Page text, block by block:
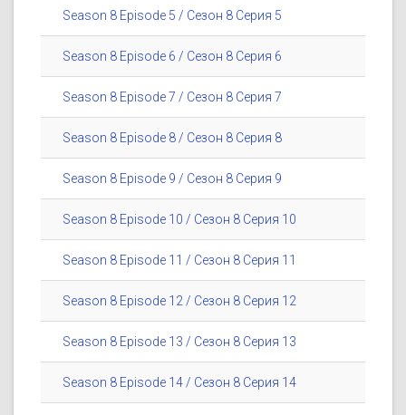
Season 8 Episode 5 / Сезон 8 Серия 5
Season 8 Episode 6 / Сезон 8 Серия 6
Season 8 Episode 7 / Сезон 8 Серия 7
Season 8 Episode 8 / Сезон 8 Серия 8
Season 8 Episode 9 / Сезон 8 Серия 9
Season 8 Episode 10 / Сезон 8 Серия 10
Season 8 Episode 11 / Сезон 8 Серия 11
Season 8 Episode 12 / Сезон 8 Серия 12
Season 8 Episode 13 / Сезон 8 Серия 13
Season 8 Episode 14 / Сезон 8 Серия 14